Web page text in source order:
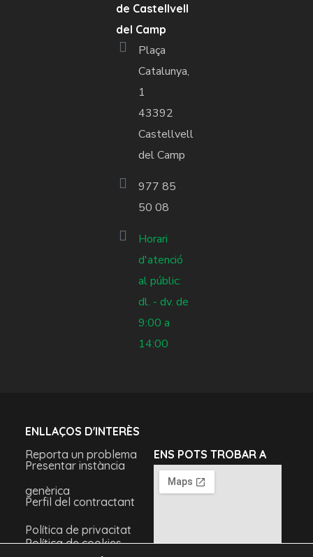
de Castellvell
del Camp
Plaça
Catalunya,
1
43392
Castellvell
del Camp
977 85
50 08
Horari
d'atenció
al públic:
dl. - dv. de
9:00 a
14:00
ENLLAÇOS D'INTERÈS
Reporta un problema
Presentar instància
genèrica
Perfil del contractant
Política de privacitat
Política de cookies
ENS POTS TROBAR A